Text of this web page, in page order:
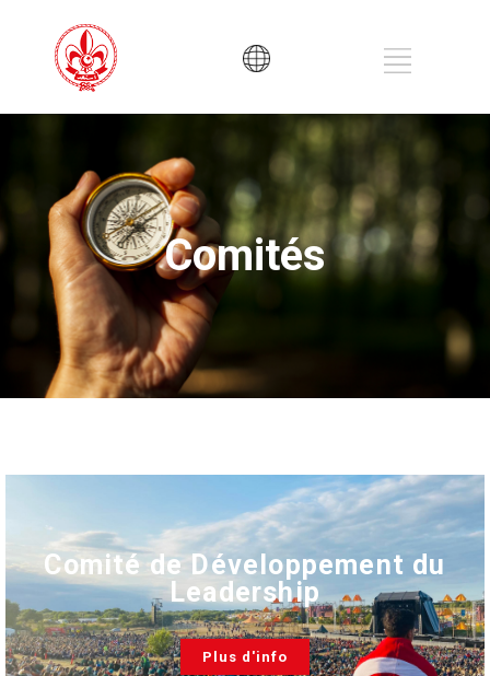
Comités
Comité de Développement du
Leadership
Plus d'info